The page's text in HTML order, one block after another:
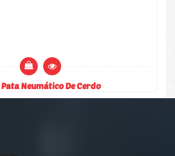
Neumático De Cerdo